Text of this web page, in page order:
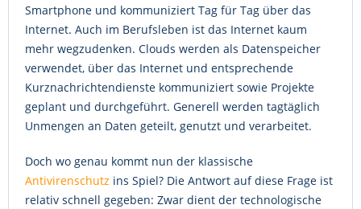
Smartphone und kommuniziert Tag für Tag über das
Internet. Auch im Berufsleben ist das Internet kaum
mehr wegzudenken. Clouds werden als Datenspeicher
verwendet, über das Internet und entsprechende
Kurznachrichtendienste kommuniziert sowie Projekte
geplant und durchgeführt. Generell werden tagtäglich
Unmengen an Daten geteilt, genutzt und verarbeitet.
Doch wo genau kommt nun der klassische
Antivirenschutz ins Spiel? Die Antwort auf diese Frage ist
relativ schnell gegeben: Zwar dient der technologische